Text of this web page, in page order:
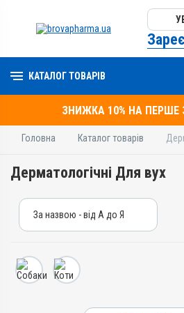
КАТАЛОГ ТОВАРІВ
ЗНИЖКА 10% НА
Головна Каталог товарів
Дерматологічні Для вух
За назвою - від А до Я
За ціною – від дорогих